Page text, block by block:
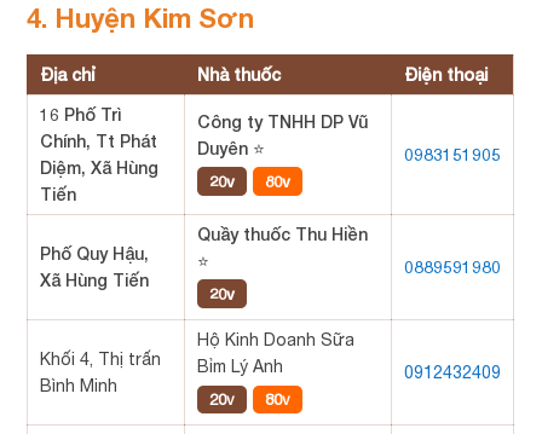
4. Huyện Kim Sơn
Địa chỉ Nhà thuốc
Điện thoại
16 Phố Trì
Chính, Tt Phát
Diệm, Xã Hùng
Tiến
Công ty TNHH DP Vũ
Duyên ⭐
20v 80v
0983151905
Phố Quy Hậu,
Xã Hùng Tiến
Quầy thuốc Thu Hiền
⭐
20v
0889591980
Khối 4, Thị trấn
Bình Minh
Hộ Kinh Doanh Sữa
Bỉm Lý Anh
20v 80v
0912432409